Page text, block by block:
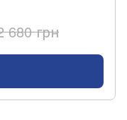
680 грн